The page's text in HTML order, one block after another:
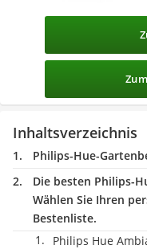
Inhaltsverzeichnis
Philips-Hue-
Die besten Philips-
Wählen Sie Ihren
Bestenliste.
Philips Hue